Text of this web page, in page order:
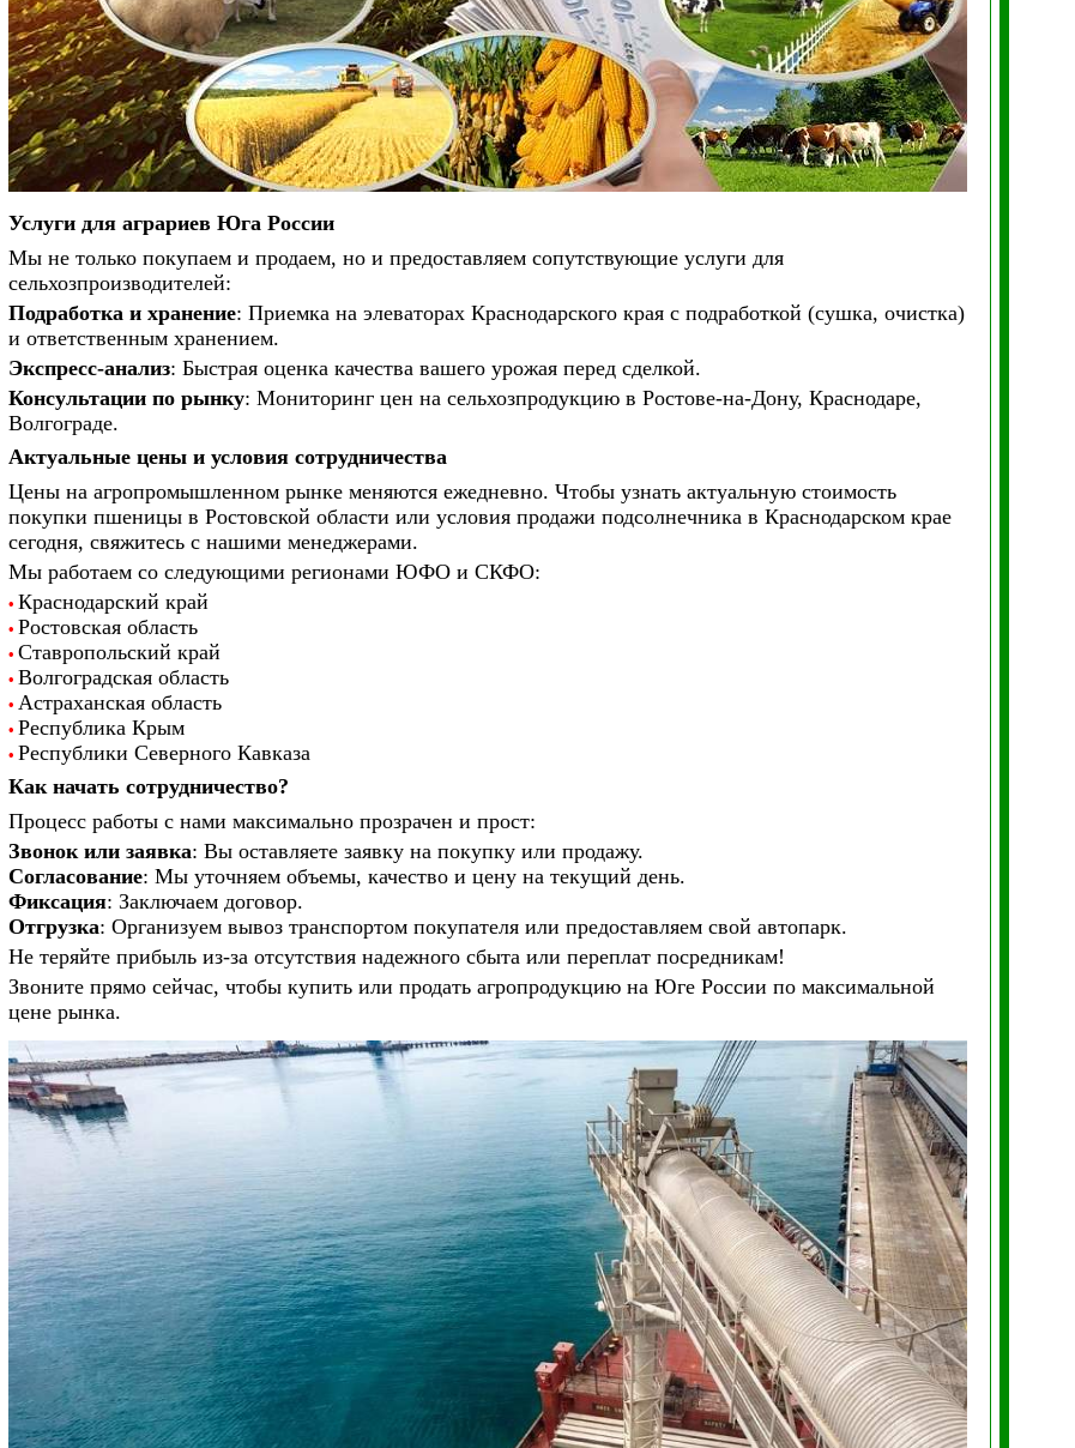
Услуги для аграриев Юга России
Мы не только покупаем и продаем, но и предоставляем сопутствующие услуги для
сельхозпроизводителей:
Подработка и хранение: Приемка на элеваторах Краснодарского края с подработкой (сушка, очистка)
и ответственным хранением.
Экспресс-анализ: Быстрая оценка качества вашего урожая перед сделкой.
Консультации по рынку: Мониторинг цен на сельхозпродукцию в Ростове-на-Дону, Краснодаре,
Волгограде.
Актуальные цены и условия сотрудничества
Цены на агропромышленном рынке меняются ежедневно. Чтобы узнать актуальную стоимость
покупки пшеницы в Ростовской области или условия продажи подсолнечника в Краснодарском крае
сегодня, свяжитесь с нашими менеджерами.
Мы работаем со следующими регионами ЮФО и СКФО:
• Краснодарский край
• Ростовская область
• Ставропольский край
• Волгоградская область
• Астраханская область
• Республика Крым
• Республики Северного Кавказа
Как начать сотрудничество?
Процесс работы с нами максимально прозрачен и прост:
Звонок или заявка: Вы оставляете заявку на покупку или продажу.
Согласование: Мы уточняем объемы, качество и цену на текущий день.
Фиксация: Заключаем договор.
Отгрузка: Организуем вывоз транспортом покупателя или предоставляем свой автопарк.
Не теряйте прибыль из-за отсутствия надежного сбыта или переплат посредникам!
Звоните прямо сейчас, чтобы купить или продать агропродукцию на Юге России по максимальной
цене рынка.